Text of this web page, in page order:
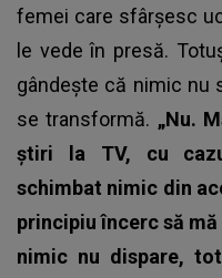
femei care sfârșesc
le vede în presă.
gândește că nimic nu
se transformă. „Nu.
știri la TV, cu
schimbat nimic din
principiu încerc să
nimic nu dispare,